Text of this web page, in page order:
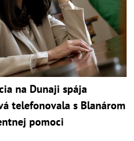
na Dunaji spája
telefonovala s Blanárom
pomoci